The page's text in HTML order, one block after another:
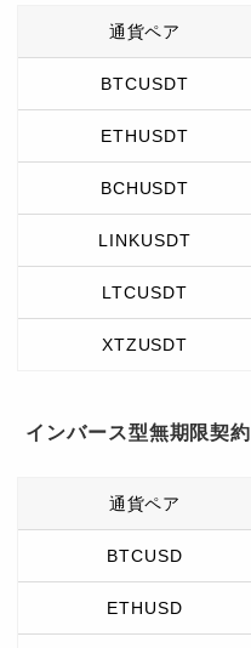
通貨ペア
BTCUSDT
ETHUSDT
BCHUSDT
LINKUSDT
LTCUSDT
XTZUSDT
インバース型無期限契約
通貨ペア
BTCUSD
ETHUSD